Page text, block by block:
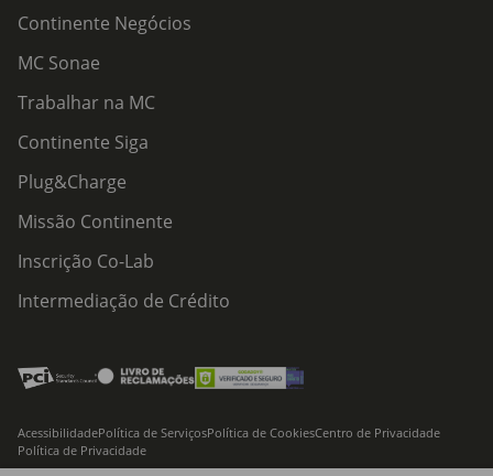
Continente Negócios
MC Sonae
Trabalhar na MC
Continente Siga
Plug&Charge
Missão Continente
Inscrição Co-Lab
Intermediação de Crédito
AcessibilidadePolítica de ServiçosPolítica de CookiesCentro de Privacidade
Política de Privacidade